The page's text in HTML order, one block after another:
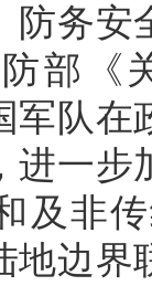
防务安
部《
军队在
进一步
及非
地边界